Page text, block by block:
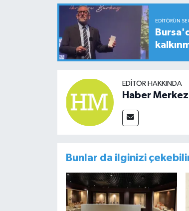
EDITÖRÜN
EDITÖR HAKKINDA
Haber
Bunlar da ilginizi